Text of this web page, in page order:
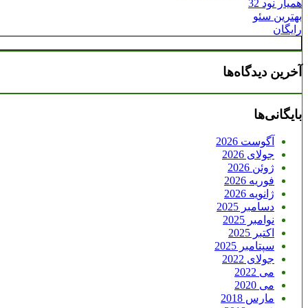
همیار نود 32
بهترین سئو
رایگان
آخرین دیدگاه‌ها
بایگانی‌ها
آگوست 2026
جولای 2026
ژوئن 2026
فوریه 2026
ژانویه 2026
دسامبر 2025
نوامبر 2025
اکتبر 2025
سپتامبر 2025
جولای 2022
می 2022
می 2020
مارس 2018